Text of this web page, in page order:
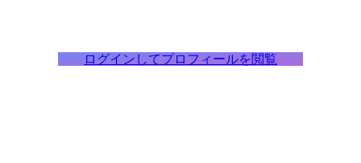
ログインしてプロフィールを閲覧